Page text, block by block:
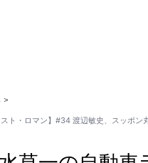
>
スト・ロマン】#34 渡辺敏史、スッポン